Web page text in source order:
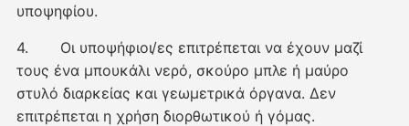
υποψηφίου.
4. Οι υποψήφιοι/ες επιτρέπεται να έχουν μαζί
τους ένα μπουκάλι νερό, σκούρο μπλε ή μαύρο
στυλό διαρκείας και γεωμετρικά όργανα. Δεν
επιτρέπεται η χρήση διορθωτικού ή γόμας.